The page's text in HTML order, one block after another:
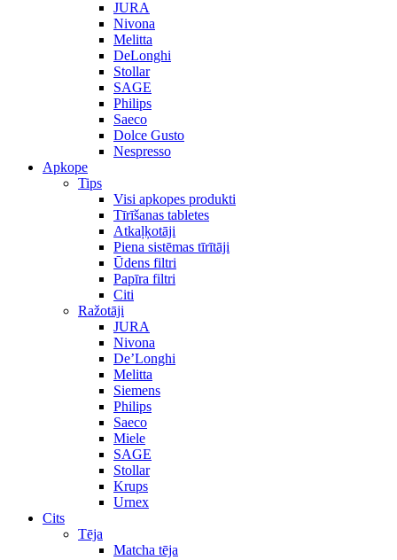
JURA
Nivona
Melitta
DeLonghi
Stollar
SAGE
Philips
Saeco
Dolce Gusto
Nespresso
Apkope
Tips
Visi apkopes produkti
Tīrīšanas tabletes
Atkaļķotāji
Piena sistēmas tīrītāji
Ūdens filtri
Papīra filtri
Citi
Ražotāji
JURA
Nivona
De’Longhi
Melitta
Siemens
Philips
Saeco
Miele
SAGE
Stollar
Krups
Urnex
Cits
Tēja
Matcha tēja